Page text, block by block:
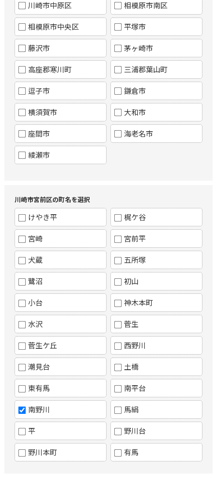
川崎市中原区 相模原市南区
相模原市中央区 平塚市
藤沢市 茅ヶ崎市
高座郡寒川町 三浦郡葉山町
逗子市 鎌倉市
横須賀市 大和市
座間市 海老名市
綾瀬市
川崎市宮前区の町名を選択
けやき平 梶ケ谷
宮崎 宮前平
犬蔵 五所塚
鷺沼 初山
小台 神木本町
水沢 菅生
菅生ケ丘 西野川
潮見台 土橋
東有馬 南平台
南野川 馬絹
平 野川台
野川本町 有馬